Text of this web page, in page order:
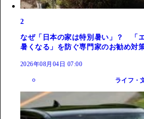
2
なぜ「日本の家は特別暑い」？ 「
暑くなる」を防ぐ専門家のお勧め対
2026年08月04日 07:00
ライフ・